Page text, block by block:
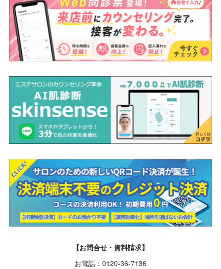
【お問合せ・資料請求】
お電話：0120-36-7136